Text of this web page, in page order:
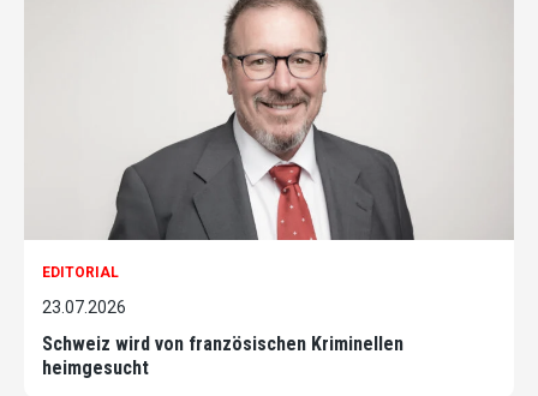
EDITORIAL
23.07.2026
Schweiz wird von französischen Kriminellen
heimgesucht